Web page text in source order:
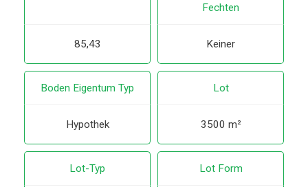
85,43
Fechten
Keiner
Boden Eigentum Typ
Hypothek
Lot
3500 m²
Lot-Typ Lot Form